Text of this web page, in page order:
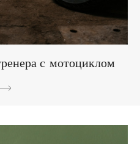
с мотоциклом